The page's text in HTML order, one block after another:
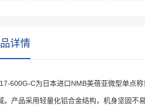
详情
600G-C为日本进口NMB美蓓亚微型单点
。产品采用轻量化铝合金结构，机身坚固不